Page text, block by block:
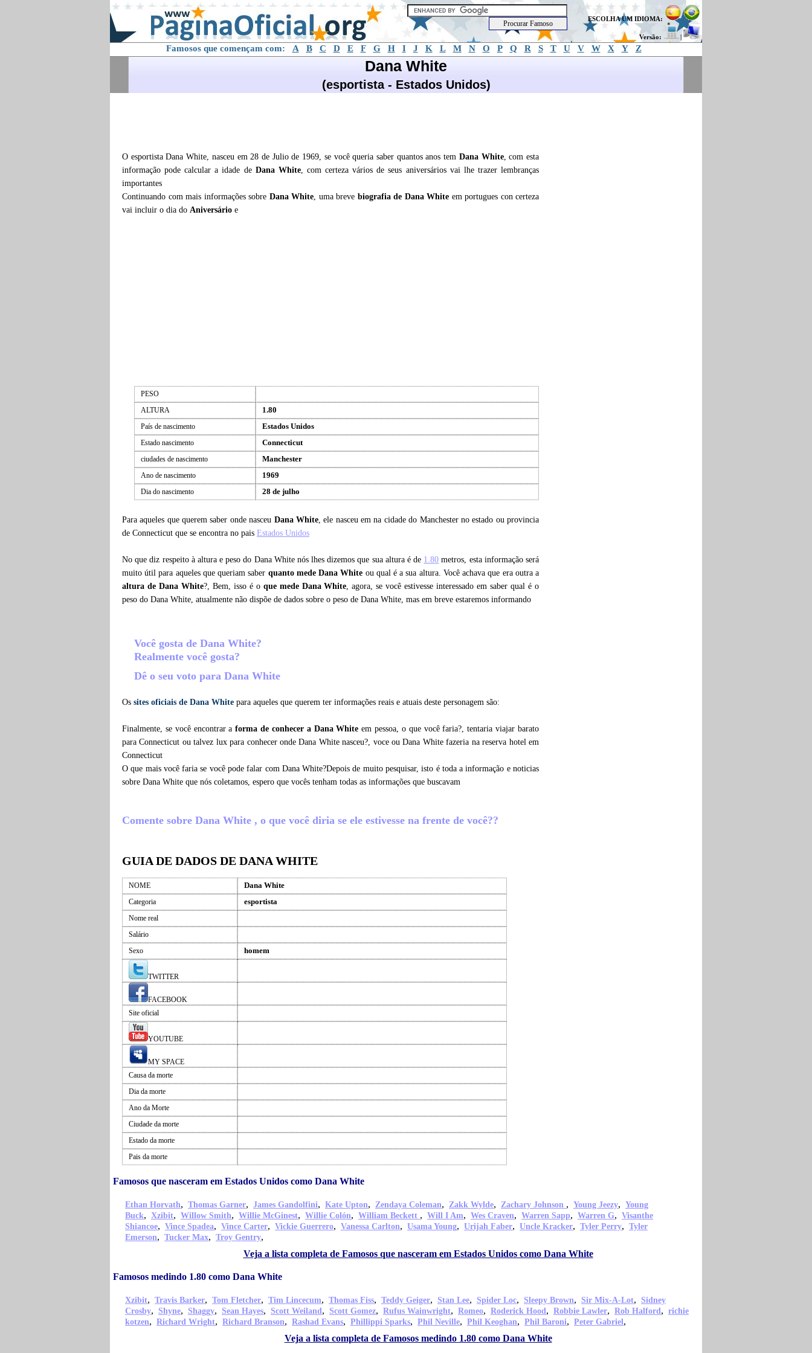
ESCOLHA UM IDIOMA:
Versão: |
Famosos que començam com: A B C D E F G H I J K L M N O P Q R S T U V W X Y Z
Dana White
(esportista - Estados Unidos)
O esportista Dana White, nasceu em 28 de Julio de 1969, se você queria saber quantos anos tem Dana White, com esta
informação pode calcular a idade de Dana White, com certeza vários de seus aniversários vai lhe trazer lembranças
importantes
Continuando com mais informações sobre Dana White, uma breve biografia de Dana White em portugues con certeza
vai incluir o dia do Aniversário e
PESO
ALTURA
1.80
País de nascimento Estados Unidos
Estado nascimento Connecticut
ciudades de nascimento Manchester
Ano de nascimento 1969
Dia do nascimento 28 de julho
Para aqueles que querem saber onde nasceu Dana White, ele nasceu em na cidade do Manchester no estado ou provincia
de Connecticut que se encontra no pais Estados Unidos
No que diz respeito à altura e peso do Dana White nós lhes dizemos que sua altura é de 1.80 metros, esta informação será
muito útil para aqueles que queriam saber quanto mede Dana White ou qual é a sua altura. Você achava que era outra a
altura de Dana White?, Bem, isso é o que mede Dana White, agora, se você estivesse interessado em saber qual é o
peso do Dana White, atualmente não dispõe de dados sobre o peso de Dana White, mas em breve estaremos informando
Você gosta de Dana White?
Realmente você gosta?
Dê o seu voto para Dana White
Os sites oficiais de Dana White para aqueles que querem ter informações reais e atuais deste personagem são:
Finalmente, se você encontrar aforma de conhecer a Dana White em pessoa, o que você faria?, tentaria viajar barato
para Connecticut ou talvez lux para conhecer onde Dana White nasceu?, voce ou Dana White fazeria na reserva hotel em
Connecticut
O que mais você faria se você pode falar com Dana White?Depois de muito pesquisar, isto é toda a informação e noticias
sobre Dana White que nós coletamos, espero que vocês tenham todas as informações que buscavam
Comente sobre Dana White , o que você diria se ele estivesse na frente de você??
GUIA DE DADOS DE DANA WHITE
NOME Dana White
Categoria esportista
Nome real
Salário
Sexo
homem
TWITTER
FACEBOOK
Site oficial
YOUTUBE
MY SPACE
Causa da morte
Dia da morte
Ano da Morte
Ciudade da morte
Estado da morte
Pais da morte
Famosos que nasceram em Estados Unidos como Dana White
Ethan Horvath, Thomas Garner, James Gandolfini, Kate Upton, Zendaya Coleman, Zakk Wylde, Zachary Johnson , Young Jeezy, Young
Buck, Xzibit, Willow Smith, Willie McGinest, Willie Colón, William Beckett , Will I Am, Wes Craven, Warren Sapp, Warren G, Visanthe
Shiancoe, Vince Spadea, Vince Carter, Vickie Guerrero, Vanessa Carlton, Usama Young, Urijah Faber, Uncle Kracker, Tyler Perry, Tyler
Emerson, Tucker Max, Troy Gentry,
Veja a lista completa de Famosos que nasceram em Estados Unidos como Dana White
Famosos medindo 1.80 como Dana White
Xzibit, Travis Barker, Tom Fletcher, Tim Lincecum, Thomas Fiss, Teddy Geiger, Stan Lee, Spider Loc, Sleepy Brown, Sir Mix-A-Lot, Sidney
Crosby, Shyne, Shaggy, Sean Hayes, Scott Weiland, Scott Gomez, Rufus Wainwright, Romeo, Roderick Hood, Robbie Lawler, Rob Halford, richie
kotzen, Richard Wright, Richard Branson, Rashad Evans, Phillippi Sparks, Phil Neville, Phil Keoghan, Phil Baroni, Peter Gabriel,
Veja a lista completa de Famosos medindo 1.80 como Dana White